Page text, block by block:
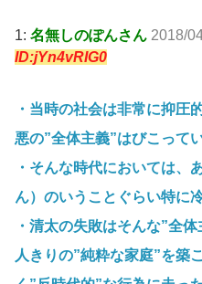
1: 名無しのぽんさん 2018/
ID:jYn4vRIG0
・当時の社会は非常に抑圧
悪の”全体主義”はびこって
・そんな時代においては
ん）のいうことぐらい特に
・清太の失敗はそんな”全
人きりの”純粋な家庭”を築